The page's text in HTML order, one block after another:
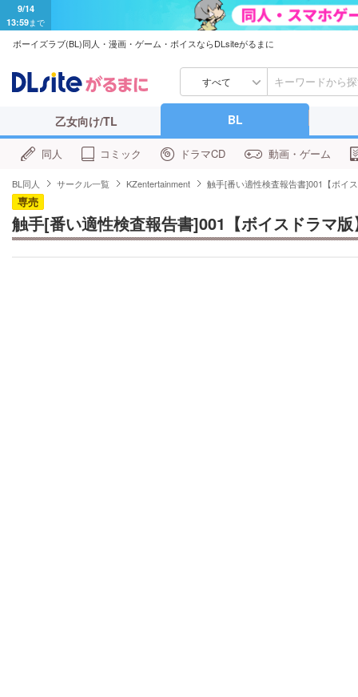
9/14
13:59まで
ボーイズラブ(BL)同人・漫画・ゲーム・ボイスならDLsiteがるまに
すべて
乙女向け/TL BL
同人 コミック ドラマCD 動画・ゲーム
BL同人 サークル一覧 KZentertainment 触手[番い適性検査報告書]001【ボイ
専売
触手[番い適性検査報告書]001【ボイスドラマ版